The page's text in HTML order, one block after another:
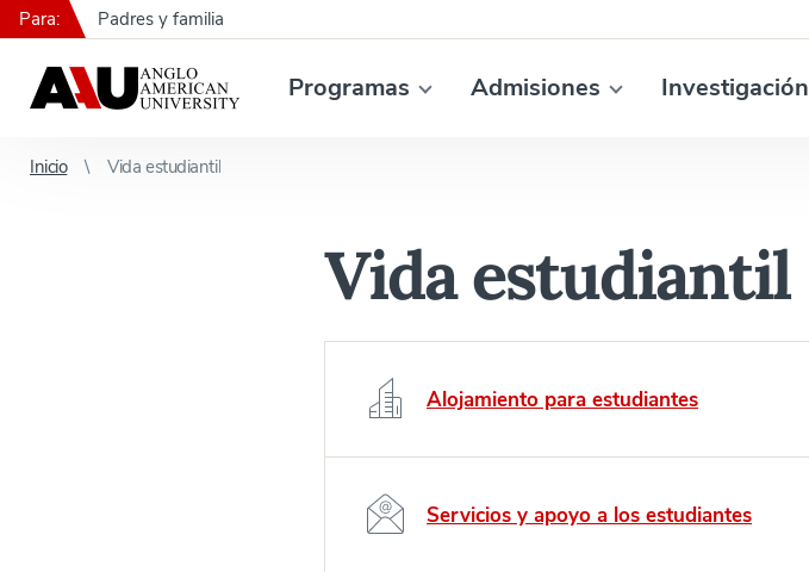
Programas Admisiones Investigación
Para: Padres y familia
Inicio Vida estudiantil
Vida estudiantil
Alojamiento para estudiantes
Servicios y apoyo a los estudiantes